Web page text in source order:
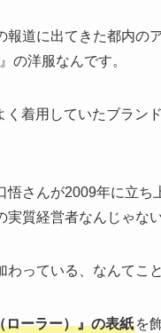
道に出てきた都内の
』の洋服なんです。
く着用していたブラン
悟さんが2009年に立
質経営者なんじゃな
っている、なんてこ
ーラー）』の表紙 を